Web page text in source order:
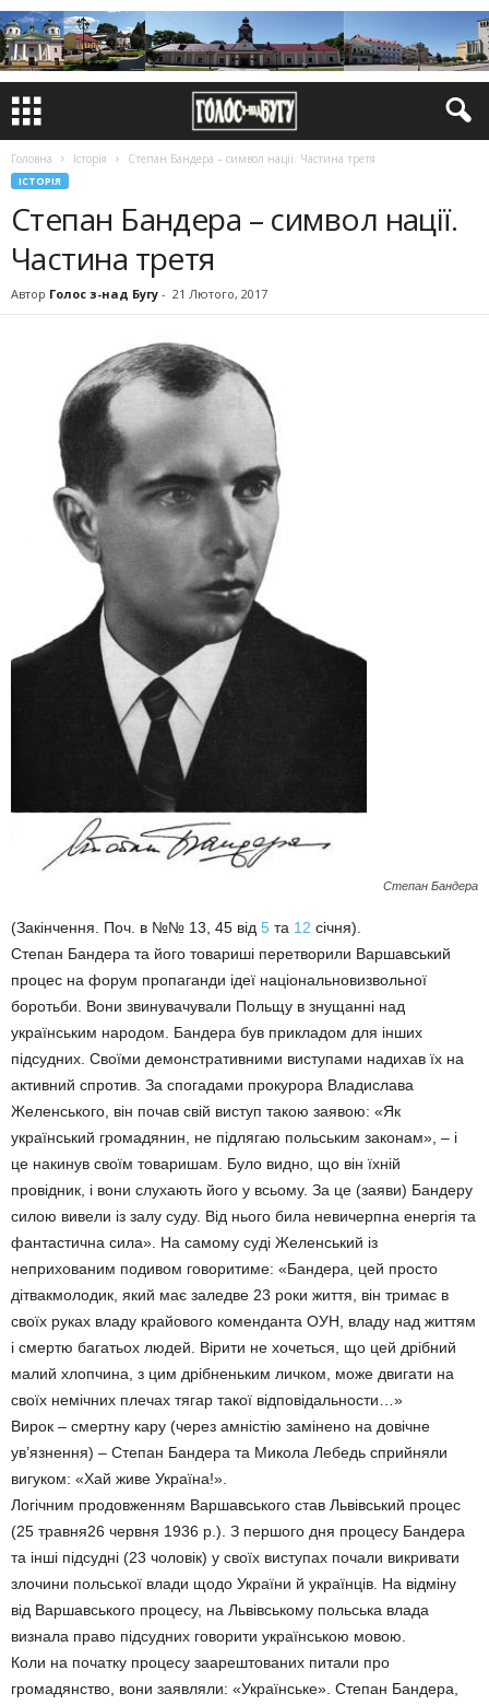
Головна Історія Степан Бандера – символ нації. Частина третя
ІСТОРІЯ
Степан Бандера – символ нації.
Частина третя
Автор Голос з-над Бугу - 21 Лютого, 2017
Степан Бандера
(Закінчення. Поч. в №№ 13, 45 від 5 та 12 січня).
Степан Бандера та його товариші перетворили Варшавський
процес на форум пропаганди ідеї національновизвольної
боротьби. Вони звинувачували Польщу в знущанні над
українським народом. Бандера був прикладом для інших
підсудних. Своїми демонстративними виступами надихав їх на
активний спротив. За спогадами прокурора Владислава
Желенського, він почав свій виступ такою заявою: «Як
український громадянин, не підлягаю польським законам», – і
це накинув своїм товаришам. Було видно, що він їхній
провідник, і вони слухають його у всьому. За це (заяви) Бандеру
силою вивели із залу суду. Від нього била невичерпна енергія та
фантастична сила». На самому суді Желенський із
неприхованим подивом говоритиме: «Бандера, цей просто
дітвакмолодик, який має заледве 23 роки життя, він тримає в
своїх руках владу крайового коменданта ОУН, владу над життям
і смертю багатьох людей. Вірити не хочеться, що цей дрібний
малий хлопчина, з цим дрібненьким личком, може двигати на
своїх немічних плечах тягар такої відповідальности…»
Вирок – смертну кару (через амністію замінено на довічне
ув’язнення) – Степан Бандера та Микола Лебедь сприйняли
вигуком: «Хай живе Україна!».
Логічним продовженням Варшавського став Львівський процес
(25 травня26 червня 1936 р.). З першого дня процесу Бандера
та інші підсудні (23 чоловік) у своїх виступах почали викривати
злочини польської влади щодо України й українців. На відміну
від Варшавського процесу, на Львівському польська влада
визнала право підсудних говорити українською мовою.
Коли на початку процесу заарештованих питали про
громадянство, вони заявляли: «Українське». Степан Бандера,